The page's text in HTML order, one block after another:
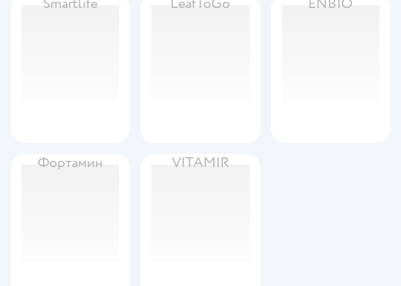
Smartlife LeafToGo ENBIO
Фортамин VITAMIR